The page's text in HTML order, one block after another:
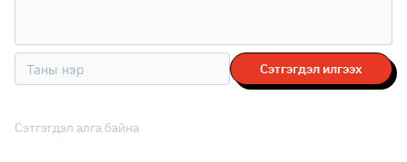
Сэтгэгдэл илгээх
Сэтгэгдэл алга байна